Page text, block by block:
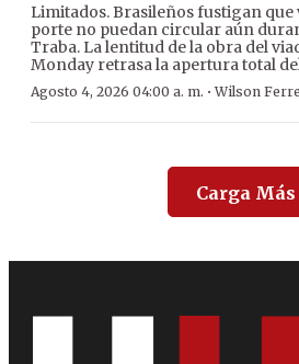
Limitados. Brasileños fustigan
porte no puedan circular aún
Traba. La lentitud de la obra del
Monday retrasa la apertura total
Agosto 4, 2026 04:00 a. m. ·Wilson
Carga Más